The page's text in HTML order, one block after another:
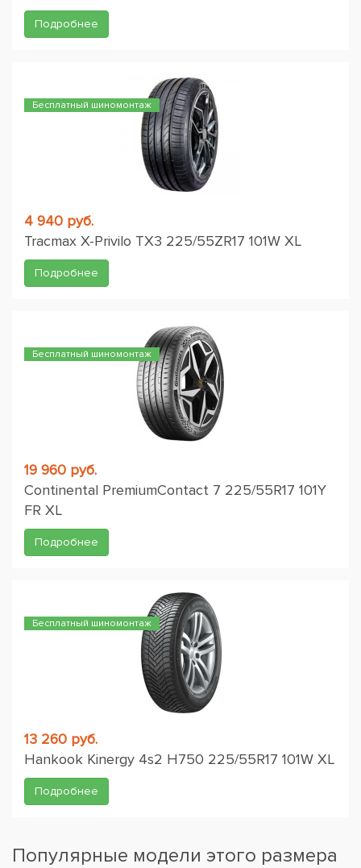
Подробнее
Бесплатный шиномонтаж
4 940 руб.
Tracmax X-Privilo TX3 225/55ZR17 101W XL
Подробнее
Бесплатный шиномонтаж
19 960 руб.
Continental PremiumContact 7 225/55R17 101Y
FR XL
Подробнее
Бесплатный шиномонтаж
13 260 руб.
Hankook Kinergy 4s2 H750 225/55R17 101W XL
Подробнее
Популярные модели этого размера